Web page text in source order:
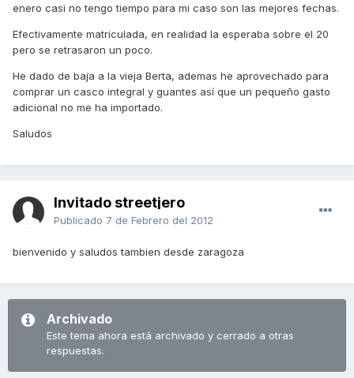
enero casi no tengo tiempo para mi caso son las mejores fechas.
Efectivamente matriculada, en realidad la esperaba sobre el 20
pero se retrasaron un poco.
He dado de baja a la vieja Berta, ademas he aprovechado para
comprar un casco integral y guantes así que un pequeño gasto
adicional no me ha importado.
Saludos
Invitado streetjero
Publicado 7 de Febrero del 2012
bienvenido y saludos tambien desde zaragoza
Archivado
Este tema ahora está archivado y cerrado a otras
respuestas.